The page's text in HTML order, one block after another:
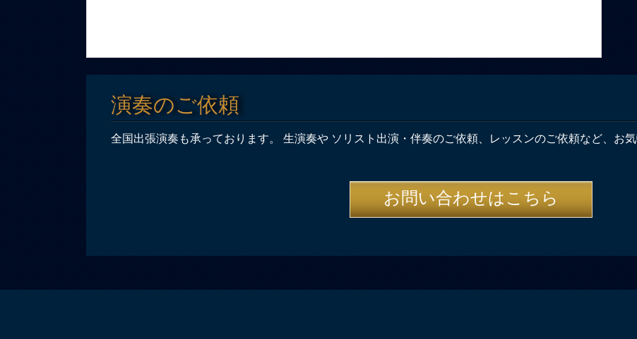
演奏のご依頼
全国出張演奏も承っております。 生演奏や ソリスト出演・伴奏のご依頼、レッスンのご依頼など、お
お問い合わせはこちら